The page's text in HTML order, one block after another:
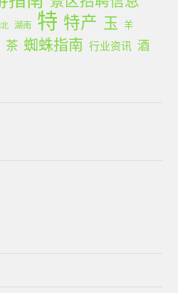
湖南 特 特产 玉 羊
茶 蜘蛛指南 行业资讯 酒